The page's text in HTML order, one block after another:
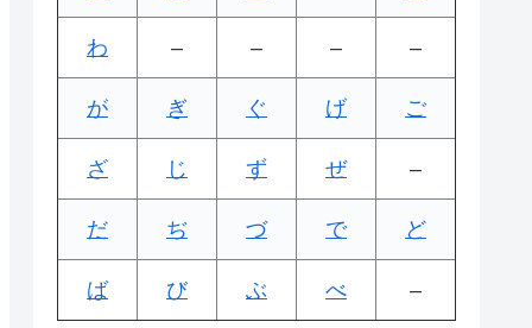
わ – – – –
が ぎ ぐ げ ご
ざ じ ず ぜ –
だ ぢ づ で ど
ば び ぶ べ –